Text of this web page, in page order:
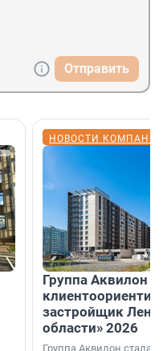
Отправить
НОВОСТИ
Группа Аквилон
застройщик
области» 2026
Группа Аквилон стала